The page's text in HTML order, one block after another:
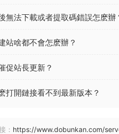
無法下載或者提取碼錯誤怎麽辦
站啥都不會怎麽辦？
促站長更新？
打開鏈接看不到最新版本？
： https://www.dobunkan.com/